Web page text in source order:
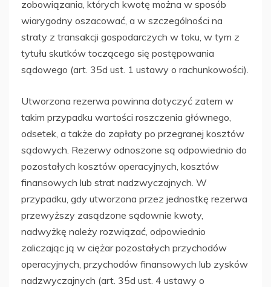
zobowiązania, których kwotę można w sposób
wiarygodny oszacować, a w szczególności na
straty z transakcji gospodarczych w toku, w tym z
tytułu skutków toczącego się postępowania
sądowego (art. 35d ust. 1 ustawy o rachunkowości).
Utworzona rezerwa powinna dotyczyć zatem w
takim przypadku wartości roszczenia głównego,
odsetek, a także do zapłaty po przegranej kosztów
sądowych. Rezerwy odnoszone są odpowiednio do
pozostałych kosztów operacyjnych, kosztów
finansowych lub strat nadzwyczajnych. W
przypadku, gdy utworzona przez jednostkę rezerwa
przewyższy zasądzone sądownie kwoty,
nadwyżkę należy rozwiązać, odpowiednio
zaliczając ją w ciężar pozostałych przychodów
operacyjnych, przychodów finansowych lub zysków
nadzwyczajnych (art. 35d ust. 4 ustawy o